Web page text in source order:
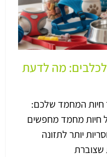
מה לדעת
חיות המחמד שלכם:
חיות מחמד מחפשים
יותר לתזונה
שצוברת